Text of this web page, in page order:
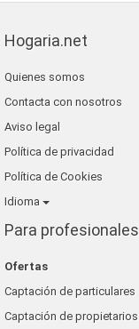
Hogaria.net
Quienes somos
Contacta con nosotros
Aviso legal
Política de privacidad
Política de Cookies
Idioma
Para profesionales
Ofertas
Captación de particulares
Captación de propietarios